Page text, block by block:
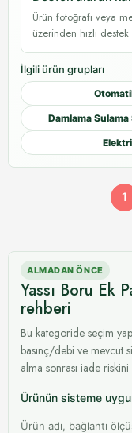
Ürün fotoğrafı veya
üzerinden hızlı
İlgili ürün grupları
Damlama
1
ALMADAN ÖNCE
Yassı Boru Ek
rehberi
Bu kategoride seçim
basınç/debi ve mevcut
alma sonrası iade riskini
Ürünün sisteme
Ürün adı, bağlantı